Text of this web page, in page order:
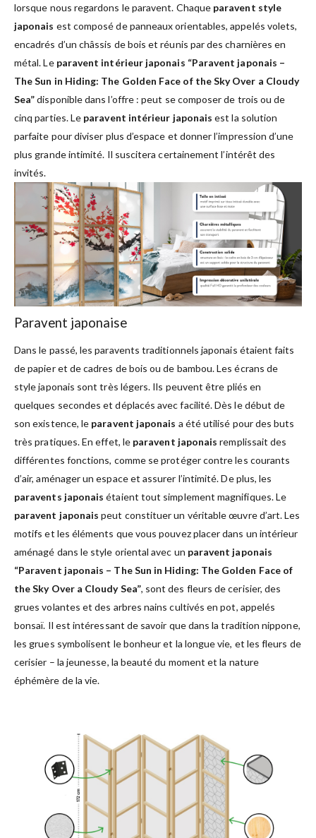
lorsque nous regardons le paravent. Chaque paravent style
japonais est composé de panneaux orientables, appelés volets,
encadrés d’un châssis de bois et réunis par des charnières en
métal. Le paravent intérieur japonais “Paravent japonais –
The Sun in Hiding: The Golden Face of the Sky Over a Cloudy
Sea”disponible dans l’offre : peut se composer de trois ou de
cinq parties. Le paravent intérieur japonais est la solution
parfaite pour diviser plus d’espace et donner l’impression d’une
plus grande intimité. Il suscitera certainement l’intérêt des
invités.
Paravent japonaise
Dans le passé, les paravents traditionnels japonais étaient faits
de papier et de cadres de bois ou de bambou. Les écrans de
style japonais sont très légers. Ils peuvent être pliés en
quelques secondes et déplacés avec facilité. Dès le début de
son existence, le paravent japonais a été utilisé pour des buts
très pratiques. En effet, le paravent japonais remplissait des
différentes fonctions, comme se protéger contre les courants
d’air, aménager un espace et assurer l’intimité. De plus, les
paravents japonais étaient tout simplement magnifiques. Le
paravent japonais peut constituer un véritable œuvre d’art. Les
motifs et les éléments que vous pouvez placer dans un intérieur
aménagé dans le style oriental avec un paravent japonais
“Paravent japonais – The Sun in Hiding: The Golden Face of
the Sky Over a Cloudy Sea”, sont des fleurs de cerisier, des
grues volantes et des arbres nains cultivés en pot, appelés
bonsaï. Il est intéressant de savoir que dans la tradition nippone,
les grues symbolisent le bonheur et la longue vie, et les fleurs de
cerisier – la jeunesse, la beauté du moment et la nature
éphémère de la vie.